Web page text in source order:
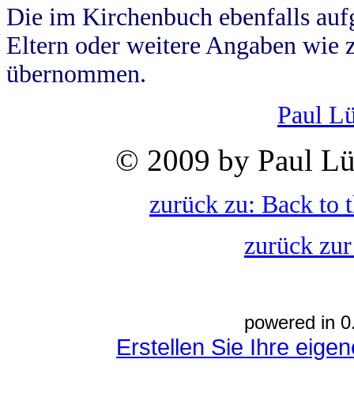
Die im Kirchenbuch ebenfalls
Eltern oder weitere Angaben wie
übernommen.
Paul
© 2009 by Paul
zurück zu: Back to
zurück
powered in
Erstellen Sie Ihre